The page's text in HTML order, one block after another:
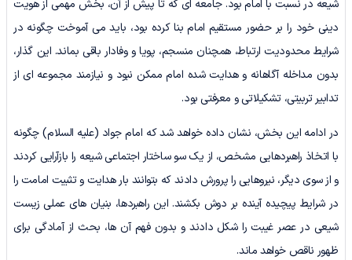
شیعه در نسبت با امام بود. جامعه ای که تا پیش از آن، بخش مهمی از هویت
دینی خود را بر حضور مستقیم امام بنا کرده بود، باید می آموخت چگونه در
شرایط محدودیت ارتباط، همچنان منسجم، پویا و وفادار باقی بماند. این گذار،
بدون مداخله آگاهانه و هدایت شده امام ممکن نبود و نیازمند مجموعه ای از
تدابیر تربیتی، تشکیلاتی و معرفتی بود.
در ادامه این بخش، نشان داده خواهد شد که امام جواد (علیه السلام) چگونه
با اتخاذ راهبردهایی مشخص، از یک سو ساختار اجتماعی شیعه را بازآرایی کردند
و از سوی دیگر، نیروهایی را پرورش دادند که بتوانند بار هدایت و تثبیت امامت را
در شرایط پیچیده آینده بر دوش بکشند. این راهبردها، بنیان های عملی زیست
شیعی در عصر غیبت را شکل دادند و بدون فهم آن ها، بحث از آمادگی برای
ظهور ناقص خواهد ماند.